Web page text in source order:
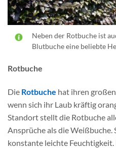
Neben der Rotbuche ist
Blutbuche eine beliebte
Rotbuche
Die Rotbuche hat ihren
wenn sich ihr Laub kräftig
Standort stellt die Rotbuche
Ansprüche als die Weißbuche.
konstante leichte